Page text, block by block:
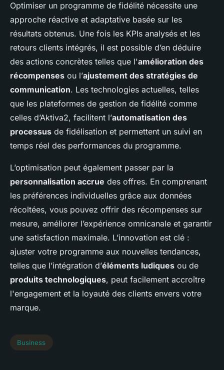
Optimiser un programme de fidélité nécessite une
approche réactive et adaptative basée sur les
résultats obtenus. Une fois les KPIs analysés et les
retours clients intégrés, il est possible d’en déduire
des actions concrètes telles que l'amélioration des
récompenses ou l’ajustement des stratégies de
communication. Les technologies actuelles, telles
que les plateformes de gestion de fidélité comme
celles d’Aktiva2, facilitent l’automatisation des
processus de fidélisation et permettent un suivi en
temps réel des performances du programme.
L’optimisation peut également passer par la
personnalisation accrue des offres. En comprenant
les préférences individuelles grâce aux données
récoltées, vous pouvez offrir des récompenses sur
mesure, améliorer l’expérience omnicanale et garantir
une satisfaction maximale. L’innovation est clé :
ajuster votre programme aux nouvelles tendances,
telles que l’intégration d’éléments ludiques ou de
produits technologiques, peut facilement accroître
l'engagement et la loyauté des clients envers votre
marque.
Business